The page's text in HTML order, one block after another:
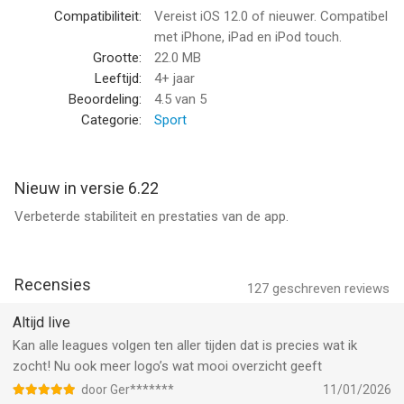
Turkije: Super Lig
Noorwegen: Eliteserien leagues
Volledig overzicht met voetbaluitslagen voor de Premier
League, Liga, Serie A, Ligue 1, Bundesliga, Eredivisie, WK 2026,
SuperLiga en de Ierse Premier League.
notificaties zodra er wordt gescoord.
ordent de app de landen automatisch naar de door de
gebruiker getoonde interesse en worden gemaakte keuzes
opgeslagen. Alle live-uitgezonden voetbalwedstrijden hebben
actuele tussenstanden en scores worden automatisch ge-
update.
Compatibiliteit:
Vereist iOS 12.0 of nieuwer. Compatibel
met iPhone, iPad en iPod touch.
Grootte:
22.0 MB
Leeftijd:
4+ jaar
Beoordeling:
4.5 van 5
Categorie:
Sport
Nieuw in versie 6.22
Verbeterde stabiliteit en prestaties van de app.
127 geschreven reviews
Recensies
Altijd live
Kan alle leagues volgen ten aller tijden dat is precies wat ik
zocht! Nu ook meer logo’s wat mooi overzicht geeft
door Ger******* 11/01/2026